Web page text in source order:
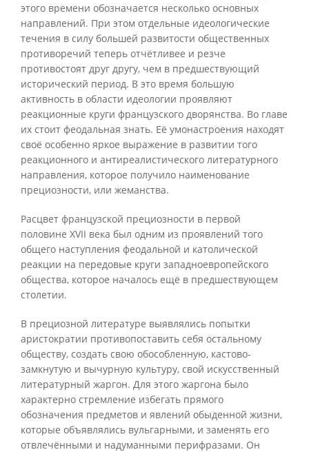
этого времени обозначается несколько основных
направлений. При этом отдельные идеологические
течения в силу большей развитости общественных
противоречий теперь отчётливее и резче
противостоят друг другу, чем в предшествующий
исторический период. В это время большую
активность в области идеологии проявляют
реакционные круги французского дворянства. Во главе
их стоит феодальная знать. Её умонастроения находят
своё особенно яркое выражение в развитии того
реакционного и антиреалистического литературного
направления, которое получило наименование
прециозности, или жеманства.
Расцвет французской прециозности в первой
половине XVII века был одним из проявлений того
общего наступления феодальной и католической
реакции на передовые круги западноевропейского
общества, которое началось ещё в предшествующем
столетии.
В прециозной литературе выявлялись попытки
аристократии противопоставить себя остальному
обществу, создать свою обособленную, кастово-
замкнутую и вычурную культуру, свой искусственный
литературный жаргон. Для этого жаргона было
характерно стремление избегать прямого
обозначения предметов и явлений обыденной жизни,
которые объявлялись вульгарными, и заменять его
отвлечёнными и надуманными перифразами. Он